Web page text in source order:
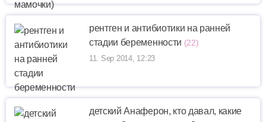
рентген и антибиотики на ранней
стадии беременности (22)
11. Sep 2014, 12:23
детский Анаферон, кто давал, какие